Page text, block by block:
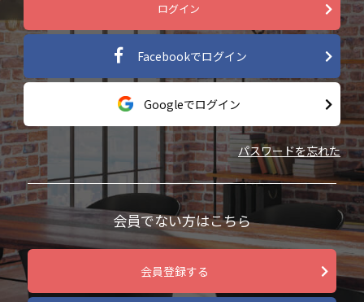
ログイン
Facebookでログイン
Googleでログイン
パスワードを忘れた
会員でない方はこちら
会員登録する